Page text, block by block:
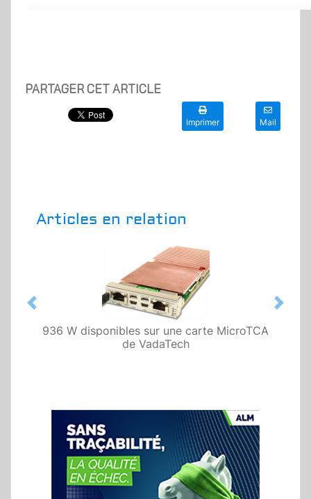
PARTAGER CET ARTICLE
Imprimer Mail
Articles en relation
936 W disponibles sur une carte MicroTCA
de VadaTech
Previous Next